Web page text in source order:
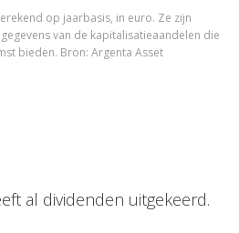
op jaarbasis, in euro. Ze zijn
van de kapitalisatieaandelen die
bieden. Bron: Argenta Asset
al dividenden uitgekeerd.